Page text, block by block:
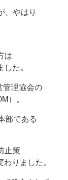
、やはり
は
た。
理協会の
）。
部である
止策
りました。